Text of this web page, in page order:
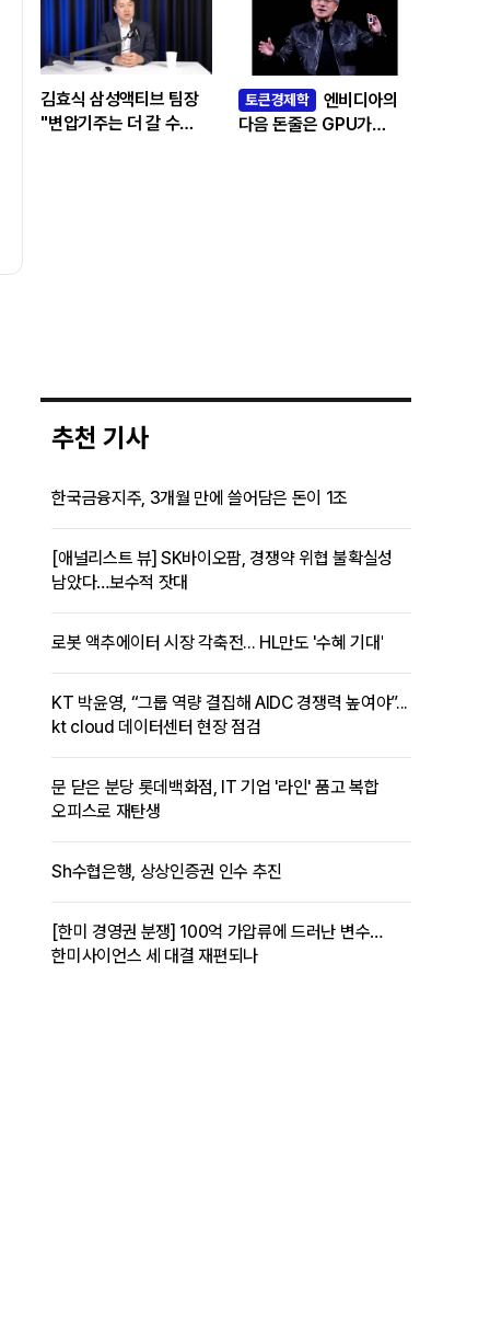
김효식 삼성액티브 팀장
"변압기주는 더 갈 수
토큰경제학
엔비디아의
다음 돈줄은 GPU가
추천 기사
한국금융지주, 3개월 만에 쓸어담은 돈이 1조
[애널리스트 뷰] SK바이오팜, 경쟁약 위협 불확실성
남았다…보수적 잣대
로봇 액추에이터 시장 각축전... HL만도 '수혜 기대'
KT 박윤영, “그룹 역량 결집해 AIDC 경쟁력 높여야”...
kt cloud 데이터센터 현장 점검
문 닫은 분당 롯데백화점, IT 기업 '라인' 품고 복합
오피스로 재탄생
Sh수협은행, 상상인증권 인수 추진
[한미 경영권 분쟁] 100억 가압류에 드러난 변수…
한미사이언스 세 대결 재편되나